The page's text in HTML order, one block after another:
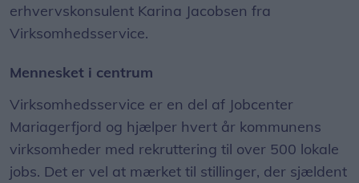
erhvervskonsulent Karina Jacobsen fra
Virksomhedsservice.
Mennesket i centrum
Virksomhedsservice er en del af Jobcenter
Mariagerfjord og hjælper hvert år kommunens
virksomheder med rekruttering til over 500 lokale
jobs. Det er vel at mærket til stillinger, der sjældent